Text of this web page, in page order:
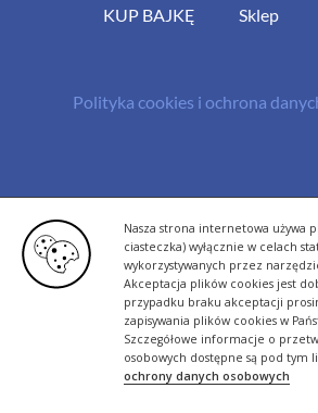
Nasza strona internetowa używa
ciasteczka) wyłącznie w celach
wykorzystywanych przez
Akceptacja plików cookies jest
przypadku braku akceptacji
zapisywania plików cookies w
Szczegółowe informacje o
osobowych dostępne są pod tym
ochrony danych osobowych
KUP BAJKĘ
Sklep
Polityka cookies i ochrona
rutyna.pl - tworzenie stron